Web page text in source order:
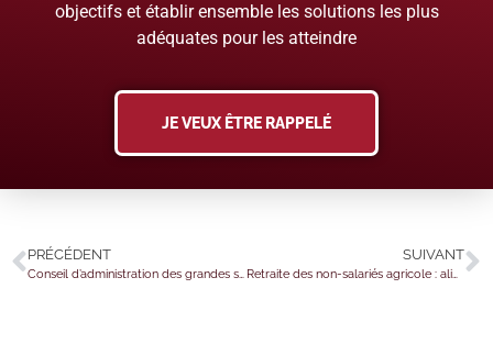
objectifs et établir ensemble les solutions les plus
adéquates pour les atteindre
JE VEUX ÊTRE RAPPELÉ
PRÉCÉDENT
Conseil d’administration des grandes sociétés : attention à l’égalité hommes-femmes
SUIVANT
Retraite des non-salariés agricole : alignement sur le régime général